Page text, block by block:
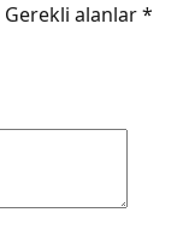
Gerekli alanlar*